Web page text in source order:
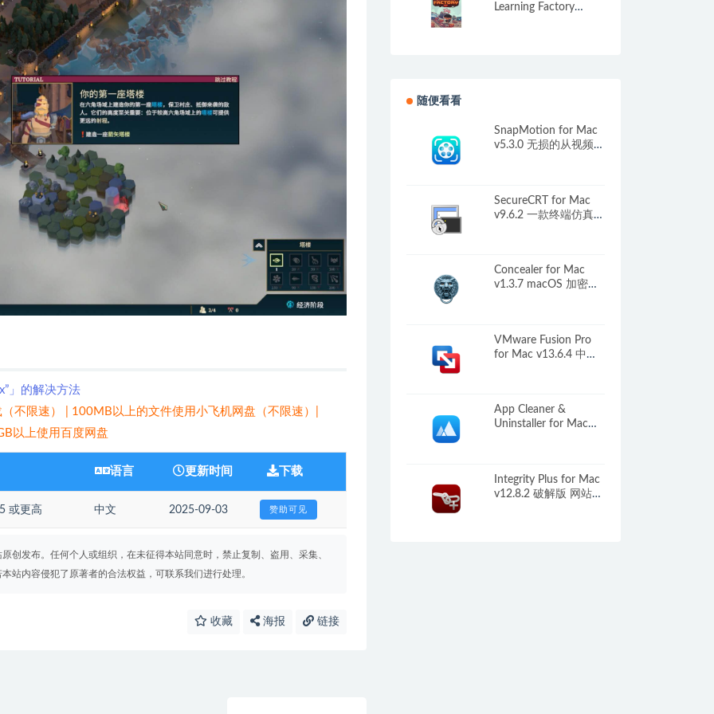
」的解决方法
不限速） | 100MB以上的文件使用小飞机网盘（不限速）|
以上使用百度网盘
语言 更新时间 下载
或更高 中文 2025-09-03 赞助可见
创发布。任何个人或组织，在未征得本站同意时，禁止复制、盗用、采集、
站内容侵犯了原著者的合法权益，可联系我们进行处理。
收藏 海报 链接
Learning Factory
随便看看
SnapMotion for Mac
v5.3.0 无损的从视频中
SecureCRT for Mac
v9.6.2 一款终端仿真程
Concealer for Mac
v1.3.7 macOS 加密工
VMware Fusion Pro
for Mac v13.6.4 中文
App Cleaner &
Uninstaller for Mac
Integrity Plus for Mac
v12.8.2 破解版 网站链